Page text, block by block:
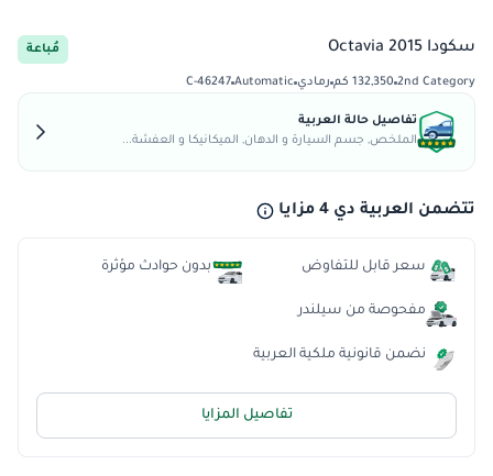
سكودا Octavia 2015 مُباعة
2nd Category 132,350 كم رمادي Automatic
C-46247
تفاصيل حالة العربية
الملخص, جسم السيارة و الدهان, الميكانيكا و العفشة...
تتضمن العربية دي 4 مزايا
سعر قابل للتفاوض
مفحوصة من سيلندر
نضمن قانونية ملكية العربية
بدون حوادث مؤثرة
تفاصيل المزايا